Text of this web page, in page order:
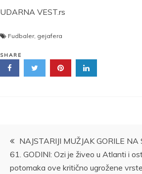
UDARNA VEST.rs
Fudbaler, gejafera
SHARE
Kretanje
članka
NAJSTARIJI MUŽJAK GORILE
61. GODINI: Ozi je živeo u Atlanti i
potomaka ove kritično ugrožene vrste